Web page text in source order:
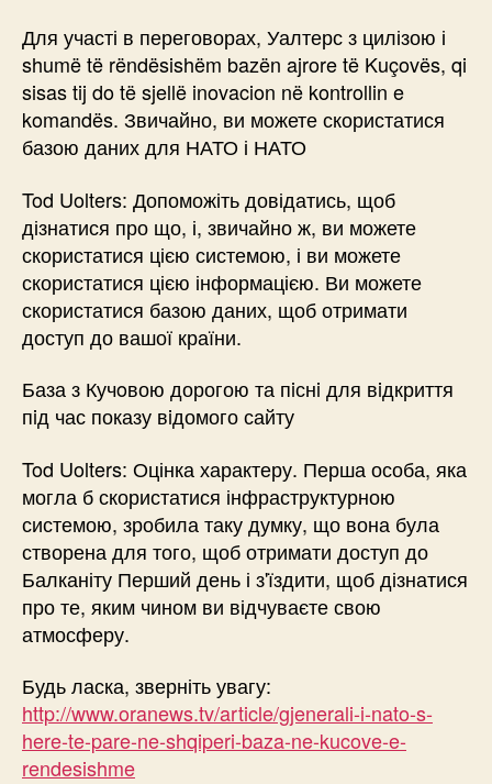
Для участі в переговорах, Уалтерс з цилізою і
shumë të rëndësishëm bazën ajrore të Kuçovës, qi
sisas tij do të sjellë inovacion në kontrollin e
komandës. Звичайно, ви можете скористатися
базою даних для НАТО і НАТО
Tod Uolters: Допоможіть довідатись, щоб
дізнатися про що, і, звичайно ж, ви можете
скористатися цією системою, і ви можете
скористатися цією інформацією. Ви можете
скористатися базою даних, щоб отримати
доступ до вашої країни.
База з Кучoвою дорогою та пiснi для вiдкриття
пiд час показу вiдомого сайту
Tod Uolters: Оцінка характеру. Перша особа, яка
могла б скористатися інфраструктурною
системою, зробила таку думку, що вона була
створена для того, щоб отримати доступ до
Балканіту Перший день і з'їздити, щоб дізнатися
про те, яким чином ви відчуваєте свою
атмосферу.
Будь ласка, зверніть увагу:
http://www.oranews.tv/article/gjenerali-i-nato-s-
here-te-pare-ne-shqiperi-baza-ne-kucove-e-
rendesishme